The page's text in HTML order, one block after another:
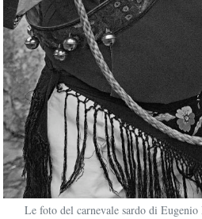
Le foto del carnevale sardo di